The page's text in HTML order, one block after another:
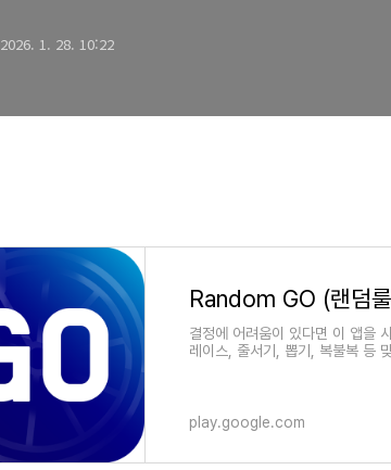
2026. 1. 28. 10:22
결정에 어려움이 있다면 이 앱을
레이스, 줄서기, 뽑기, 복불복 등
play.google.com